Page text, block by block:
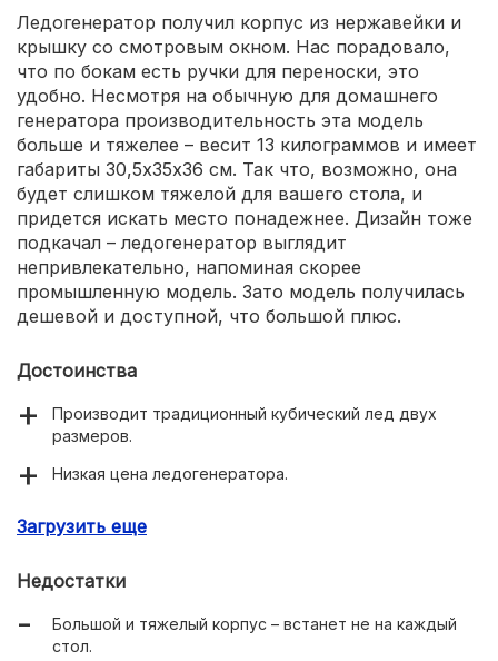
Ледогенератор получил корпус из нержавейки и
крышку со смотровым окном. Нас порадовало,
что по бокам есть ручки для переноски, это
удобно. Несмотря на обычную для домашнего
генератора производительность эта модель
больше и тяжелее – весит 13 килограммов и имеет
габариты 30,5х35х36 см. Так что, возможно, она
будет слишком тяжелой для вашего стола, и
придется искать место понадежнее. Дизайн тоже
подкачал – ледогенератор выглядит
непривлекательно, напоминая скорее
промышленную модель. Зато модель получилась
дешевой и доступной, что большой плюс.
Достоинства
Производит традиционный кубический лед двух
размеров.
Низкая цена ледогенератора.
Загрузить еще
Недостатки
Большой и тяжелый корпус – встанет не на каждый
стол.